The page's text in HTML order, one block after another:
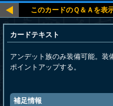
カードテキスト
アンデット族のみ装備可能。装
ポイントアップする。
補足情報